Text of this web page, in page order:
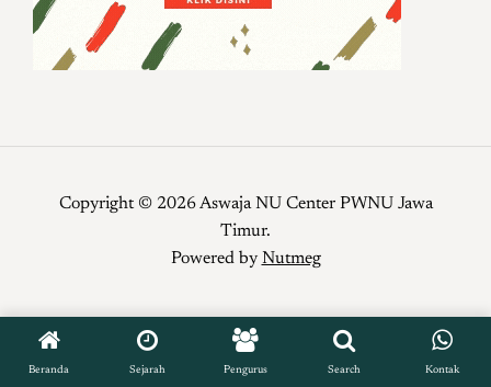
Copyright © 2026 Aswaja NU Center PWNU Jawa
Timur.
Powered by Nutmeg
Beranda Sejarah Pengurus Search Kontak